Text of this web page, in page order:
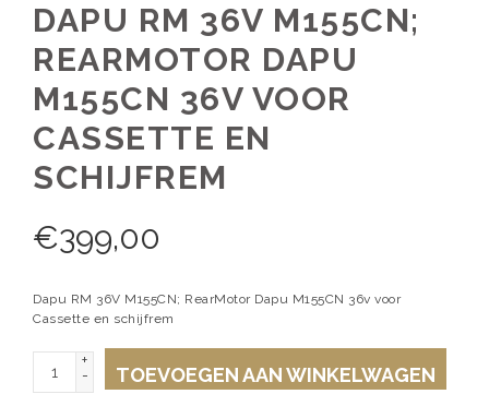
DAPU RM 36V M155CN;
REARMOTOR DAPU
M155CN 36V VOOR
CASSETTE EN
SCHIJFREM
€399,00
Dapu RM 36V M155CN; RearMotor Dapu M155CN 36v voor
Cassette en schijfrem
+
-
TOEVOEGEN AAN WINKELWAGEN